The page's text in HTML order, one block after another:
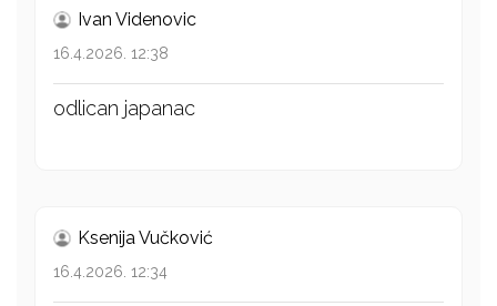
Ivan Videnovic
16.4.2026. 12:38
odlican japanac
Ksenija Vučković
16.4.2026. 12:34